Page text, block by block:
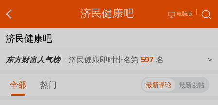
济民健康吧 电脑版
济民健康吧
东方财富人气榜· 济民健康即时排名第 597 名 >
全部 热门 最新评论 最新发帖